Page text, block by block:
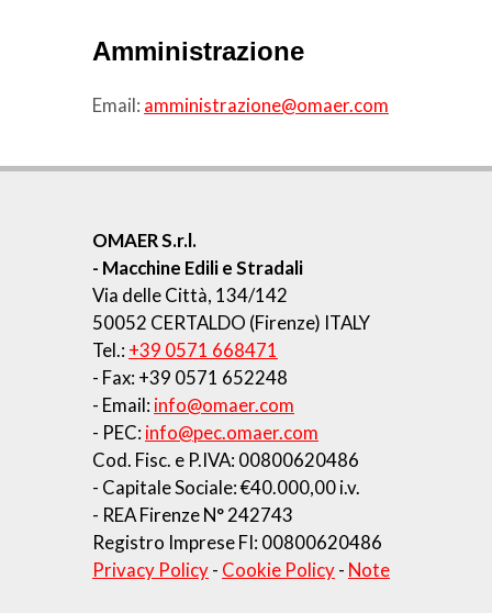
Amministrazione
Email: amministrazione@omaer.com
OMAER S.r.l.
- Macchine Edili e Stradali
Via delle Città, 134/142
50052 CERTALDO (Firenze) ITALY
Tel.: +39 0571 668471
- Fax: +39 0571 652248
- Email: info@omaer.com
- PEC: info@pec.omaer.com
Cod. Fisc. e P.IVA: 00800620486
- Capitale Sociale: €40.000,00 i.v.
- REA Firenze N° 242743
Registro Imprese FI: 00800620486
Privacy Policy- Cookie Policy- Note